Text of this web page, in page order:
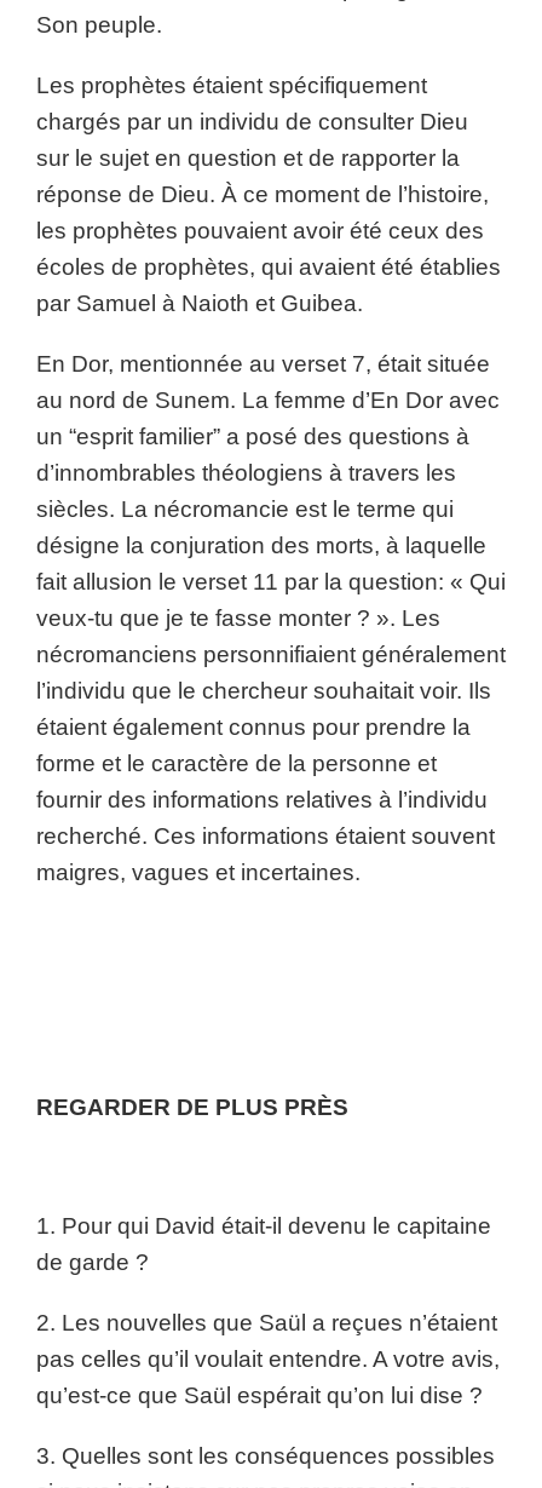
Son peuple.
Les prophètes étaient spécifiquement
chargés par un individu de consulter Dieu
sur le sujet en question et de rapporter la
réponse de Dieu. À ce moment de l’histoire,
les prophètes pouvaient avoir été ceux des
écoles de prophètes, qui avaient été établies
par Samuel à Naioth et Guibea.
En Dor, mentionnée au verset 7, était située
au nord de Sunem. La femme d’En Dor avec
un “esprit familier” a posé des questions à
d’innombrables théologiens à travers les
siècles. La nécromancie est le terme qui
désigne la conjuration des morts, à laquelle
fait allusion le verset 11 par la question: « Qui
veux-tu que je te fasse monter ? ». Les
nécromanciens personnifiaient généralement
l’individu que le chercheur souhaitait voir. Ils
étaient également connus pour prendre la
forme et le caractère de la personne et
fournir des informations relatives à l’individu
recherché. Ces informations étaient souvent
maigres, vagues et incertaines.
REGARDER DE PLUS PRÈS
1. Pour qui David était-il devenu le capitaine
de garde ?
2. Les nouvelles que Saül a reçues n’étaient
pas celles qu’il voulait entendre. A votre avis,
qu’est-ce que Saül espérait qu’on lui dise ?
3. Quelles sont les conséquences possibles